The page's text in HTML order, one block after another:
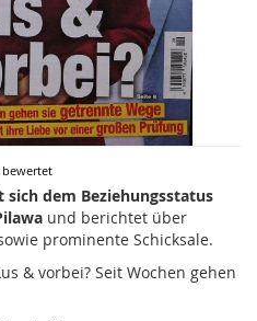
bewertet
dem Beziehungsstatus
und berichtet über
prominente Schicksale.
& vorbei? Seit Wochen gehen